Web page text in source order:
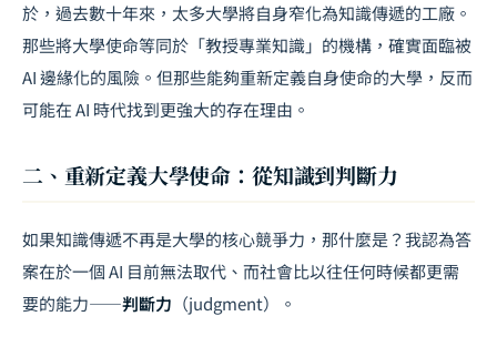
於，過去數十年來，太多大學將自身窄化為知識傳遞的工廠。
那些將大學使命等同於「教授專業知識」的機構，確實面臨被
AI 邊緣化的風險。但那些能夠重新定義自身使命的大學，反而
可能在 AI 時代找到更強大的存在理由。
二、重新定義大學使命：從知識到判斷力
如果知識傳遞不再是大學的核心競爭力，那什麼是？我認為答
案在於一個 AI 目前無法取代、而社會比以往任何時候都更需
要的能力——判斷力 （judgment）。